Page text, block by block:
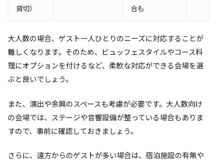
貸切）
合も
大人数の場合、ゲスト一人ひとりのニーズに対応することが
難しくなります。そのため、ビュッフェスタイルやコース料
理にオプションを付けるなど、柔軟な対応ができる会場を選
ぶと良いでしょう。
また、演出や余興のスペースも考慮が必要です。大人数向け
の会場では、ステージや音響設備が整っている場合もありま
すので、事前に確認しておきましょう。
さらに、遠方からのゲストが多い場合は、宿泊施設の有無や